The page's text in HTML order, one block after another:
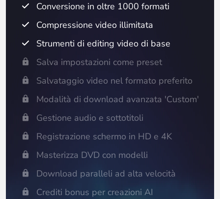
Conversione in oltre 1000 formati
Compressione video illimitata
Strumenti di editing video di base
Salva impostazioni come preset
Salvataggio video nel formato preferito
Modalità di download avanzata 'Custom'
Gestione audio e sottotitoli
Registrazione schermo in HD e 4K
Masterizza DVD con modelli
Download paralleli ad alta velocità
Crediti bonus per creazioni AI